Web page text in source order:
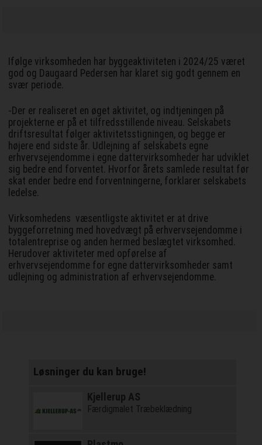
Ifølge virksomheden har byggeaktiviteten i 2024/25 været
god og Daugaard Pedersen har klaret sig godt gennem en
svær periode.
-Der er realiseret en øget aktivitet, og indtjeningen på
projekterne er på et tilfredsstillende niveau. Selskabets
driftsresultat følger aktivitetsstigningen, og begge er
højere end sidste år. Udlejning af selskabets egne
erhvervsejendomme i egne dattervirksomheder har udviklet
sig bedre end forventet. Hvorfor årets samlede resultat før
skat ender bedre end forventningerne, forklarer selskabets
ledelse.
Virksomhedens væsentligste aktivitet er at drive
byggeforretning med hovedvægt på erhvervsejendomme i
totalentreprise og anden hermed beslægtet virksomhed.
Herudover aktiviteter med opførelse af
erhvervsejendomme for egne dattervirksomheder samt
udlejning og administration af erhvervsejendomme.
Løsninger du kan bruge!
Kjellerup AS
Færdigmalet Træbeklædning